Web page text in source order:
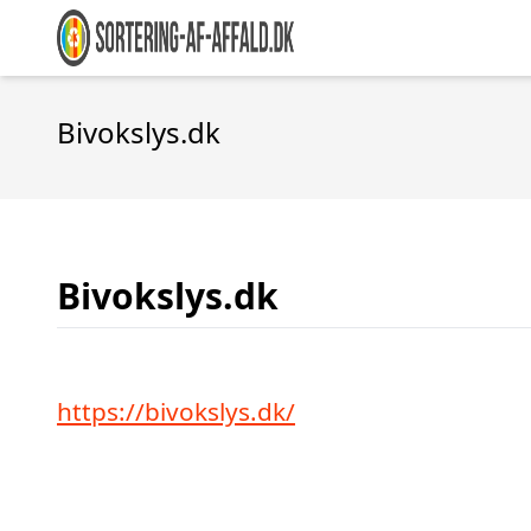
Bivokslys.dk
Bivokslys.dk
https://bivokslys.dk/